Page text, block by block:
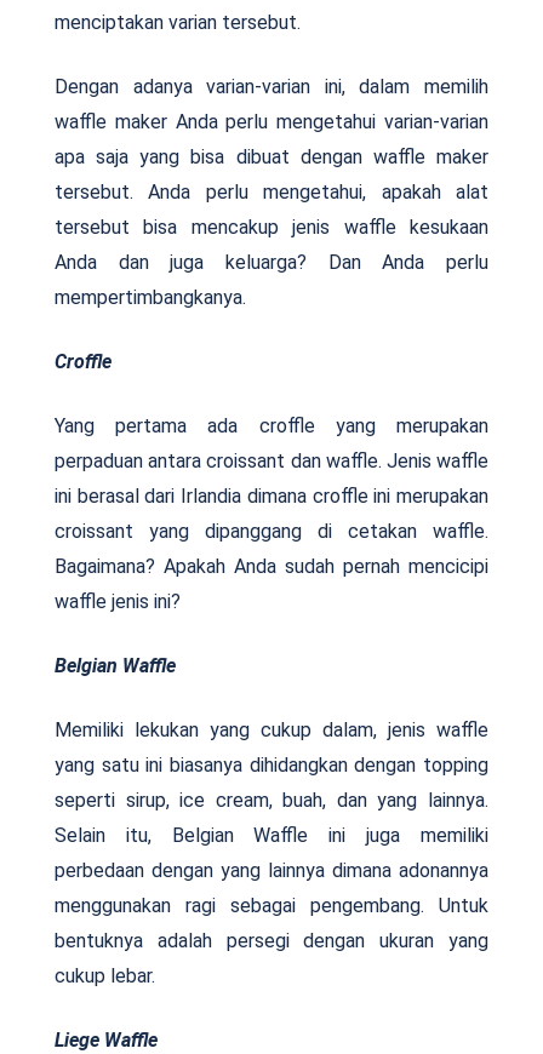
menciptakan varian tersebut.
Dengan adanya varian-varian ini, dalam memilih
waffle maker Anda perlu mengetahui varian-varian
apa saja yang bisa dibuat dengan waffle maker
tersebut. Anda perlu mengetahui, apakah alat
tersebut bisa mencakup jenis waffle kesukaan
Anda dan juga keluarga? Dan Anda perlu
mempertimbangkanya.
Croffle
Yang pertama ada croffle yang merupakan
perpaduan antara croissant dan waffle. Jenis waffle
ini berasal dari Irlandia dimana croffle ini merupakan
croissant yang dipanggang di cetakan waffle.
Bagaimana? Apakah Anda sudah pernah mencicipi
waffle jenis ini?
Belgian Waffle
Memiliki lekukan yang cukup dalam, jenis waffle
yang satu ini biasanya dihidangkan dengan topping
seperti sirup, ice cream, buah, dan yang lainnya.
Selain itu, Belgian Waffle ini juga memiliki
perbedaan dengan yang lainnya dimana adonannya
menggunakan ragi sebagai pengembang. Untuk
bentuknya adalah persegi dengan ukuran yang
cukup lebar.
Liege Waffle